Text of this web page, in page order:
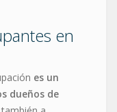
en
es un
dueños de